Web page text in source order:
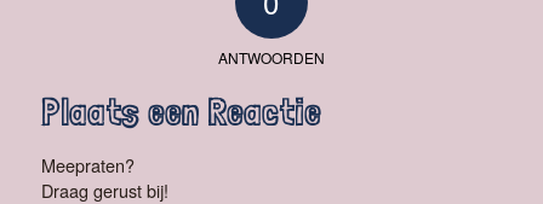
ANTWOORDEN
Plaats een Reactie
Meepraten?
Draag gerust bij!